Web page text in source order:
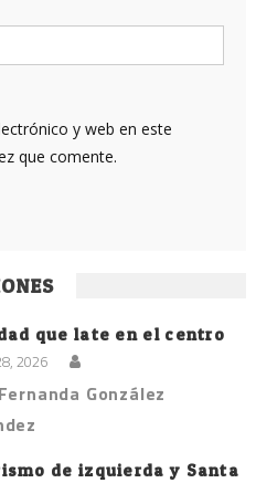
y web en este
que comente.
que late en el centro
2026
González
de izquierda y Santa